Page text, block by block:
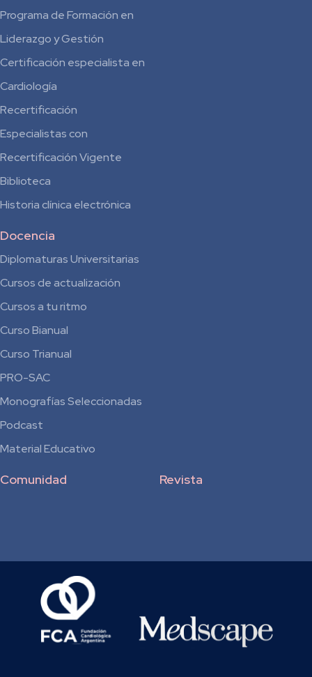
Programa de Formación en
Liderazgo y Gestión
Certificación especialista en
Cardiología
Recertificación
Especialistas con
Recertificación Vigente
Biblioteca
Historia clínica electrónica
Docencia
Diplomaturas Universitarias
Cursos de actualización
Cursos a tu ritmo
Curso Bianual
para
Residentes
Curso Trianual
PRO-SAC
Monografías Seleccionadas
Podcast
Material Educativo
Revista
Comunidad